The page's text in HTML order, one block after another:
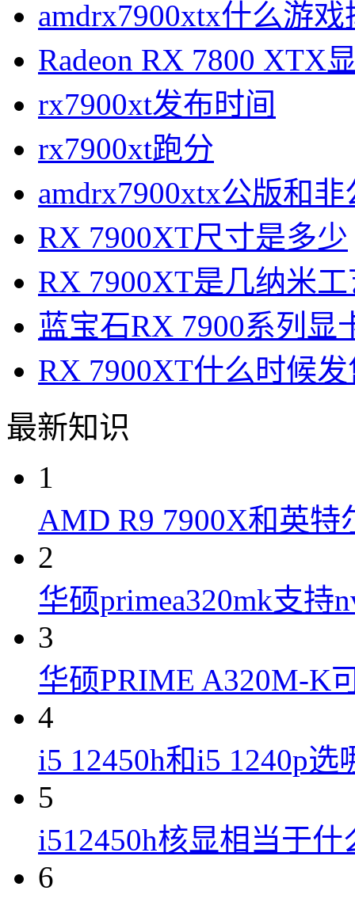
amdrx7900xtx什么游
Radeon RX 7800 XTX
rx7900xt发布时间
rx7900xt跑分
amdrx7900xtx公版和
RX 7900XT尺寸是多少
RX 7900XT是几纳米
蓝宝石RX 7900系列显
RX 7900XT什么时候
最新知识
1
AMD R9 7900X和英特
2
华硕primea320mk支持
3
华硕PRIME A320M-K
4
i5 12450h和i5 1240p选
5
i512450h核显相当于什
6